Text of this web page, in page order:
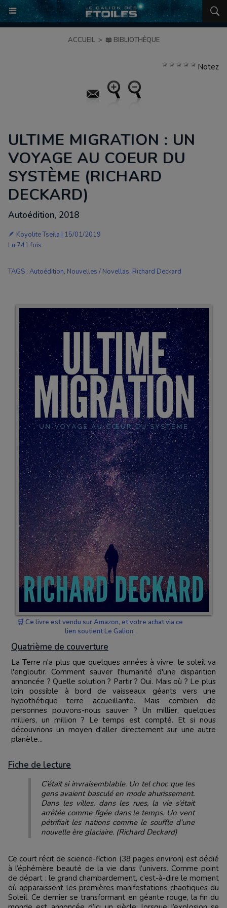
ACCUEIL > 📖 BIBLIOTHÈQUE
Notez
ULTIME MIGRATION : UN
VOYAGE AU COEUR DU
SYSTÈME (RICHARD
DECKARD)
Autoédition, 2018
🪶 Koyolite Tseila | 15/01/2019
Lu 741 fois
TAGS : Autoédition, Nouvelles / Novellas, Richard Deckard
🛒 Ce livre est vendu sur Amazon, et votre achat via ce
lien soutient Le Galion.
Quatrième de couverture
La Terre n'a plus que quelques années à vivre, le soleil va
l'engloutir. Comment sauver l'humanité d'une disparition
annoncée ? Quelle solution ? Partir ? Oui. Mais où ? Le plus
loin possible à bord de vaisseaux géants vers une
hypothétique terre accueillante. Mais combien de
personnes pouvons-nous sauver ? Un millier, quelques
milliers, un million ? Le temps est compté. Et si nous
découvrions un moyen d'aller directement sur une autre
planète...
Fiche de lecture
C’était si invraisemblable. Un tel choc que les
gens avaient basculé en mode ahurissement.
Dans les villes, dans les rues, la vie s’était
arrêtée comme figée dans le temps. Un vent
pétrifiait les nations comme le souffle d’une
nouvelle ère glaciaire. (Richard Deckard)
Ce court récit de science-fiction (38 pages environ) est dédié
à l’éphémère beauté de la vie dans l’univers. Comme point
de départ : le grand chambardement, c’est-à-dire le moment
où apparaissent les premières manifestations chaotiques du
Soleil. Ce dernier se transformant en géante rouge, la fin du